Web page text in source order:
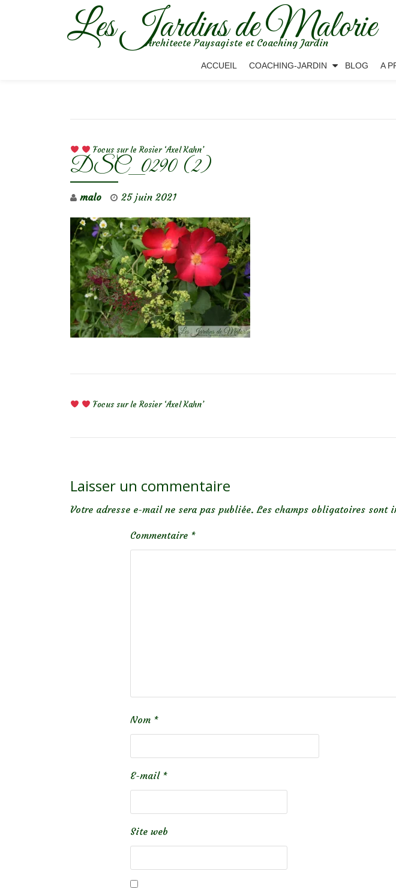
Les Jardins de Malorie
Architecte Paysagiste et Coaching Jardin
ACCUEIL COACHING-JARDIN BLOG A
Focus sur le Rosier ‘Axel Kahn’
DSC_0290 (2)
malo 25 juin 2021
Focus sur le Rosier ‘Axel Kahn’
Laisser un commentaire
Votre adresse e-mail ne sera pas publiée. Les champs obligatoires sont
Commentaire *
Nom *
E-mail *
Site web